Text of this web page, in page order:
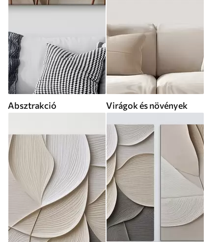
Absztrakció Virágok és növények